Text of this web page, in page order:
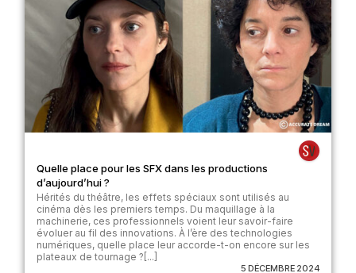
Quelle place pour les SFX dans les productions
d’aujourd’hui ?
Hérités du théâtre, les effets spéciaux sont utilisés au
cinéma dès les premiers temps. Du maquillage à la
machinerie, ces professionnels voient leur savoir-faire
évoluer au fil des innovations. À l’ère des technologies
numériques, quelle place leur accorde-t-on encore sur les
plateaux de tournage ?[...]
5 DÉCEMBRE 2024